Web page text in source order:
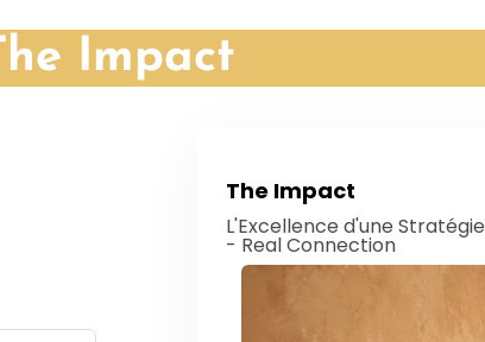
Impact
The Impact
L'Excellence d'une Stratégie
- Real Connection